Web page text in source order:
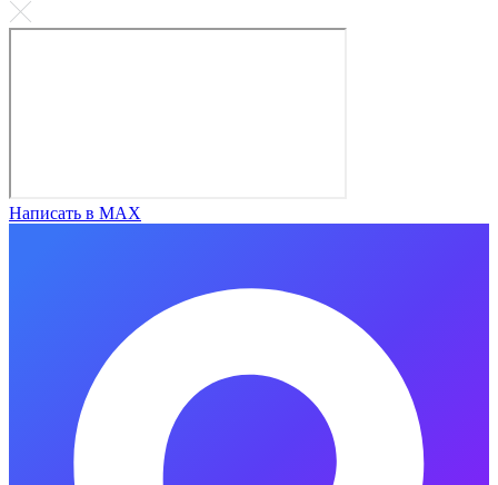
Написать в MAX